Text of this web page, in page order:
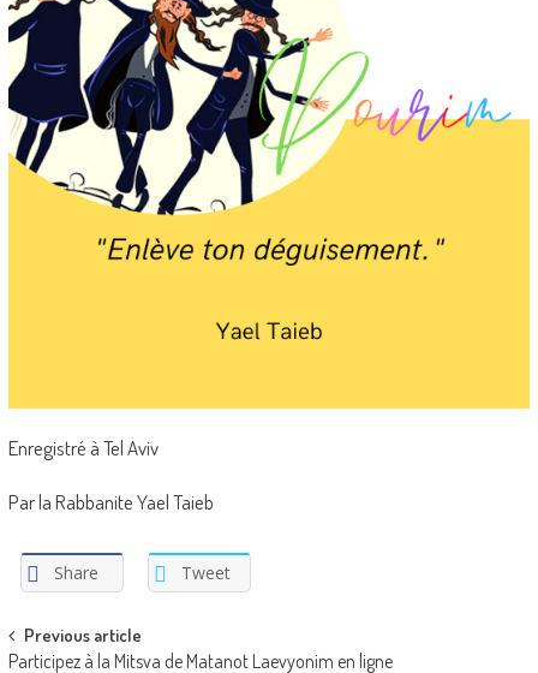
Enregistré à Tel Aviv
Par la Rabbanite Yael Taieb
Share Tweet
Post
Previous article
Participez à la Mitsva de Matanot Laevyonim en ligne